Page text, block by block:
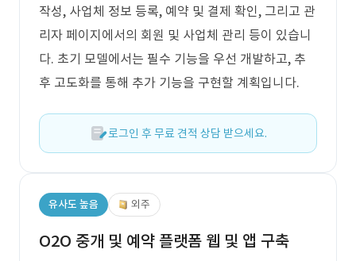
작성, 사업체 정보 등록, 예약 및 결제 확인, 그리고 관
리자 페이지에서의 회원 및 사업체 관리 등이 있습니
다. 초기 모델에서는 필수 기능을 우선 개발하고, 추
후 고도화를 통해 추가 기능을 구현할 계획입니다.
로그인 후 무료 견적 상담 받으세요.
유사도 높음 외주
O2O 중개 및 예약 플랫폼 웹 및 앱 구축